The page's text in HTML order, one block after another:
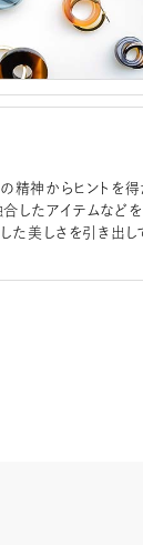
精神からヒントを
したアイテムなどを
た美しさを引き出し